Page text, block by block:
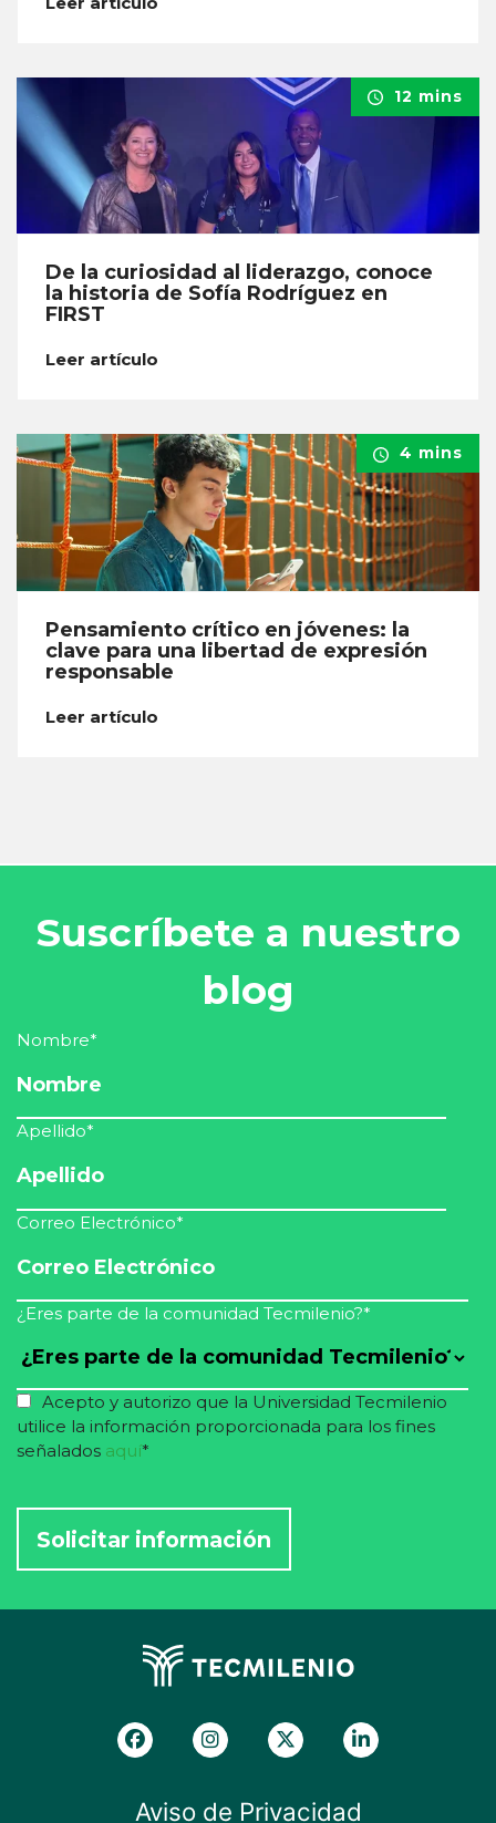
12 mins
De la curiosidad al liderazgo, conoce
la historia de Sofía Rodríguez en
FIRST
Leer artículo
4 mins
Pensamiento crítico en jóvenes: la
clave para una libertad de expresión
responsable
Leer artículo
Suscríbete a nuestro
blog
Nombre*
Apellido*
Correo Electrónico*
¿Eres parte de la comunidad Tecmilenio?*
Acepto y autorizo que la Universidad Tecmilenio
utilice la información proporcionada para los fines
señalados aquí*
Aviso de Privacidad